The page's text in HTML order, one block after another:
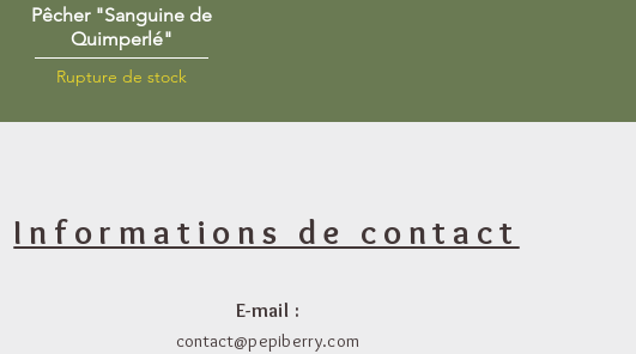
Aperçu rapide
Pêcher "Sanguine de
Quimperlé"
Rupture de stock
Informations de contact
E-mail :
contact@pepiberry.com